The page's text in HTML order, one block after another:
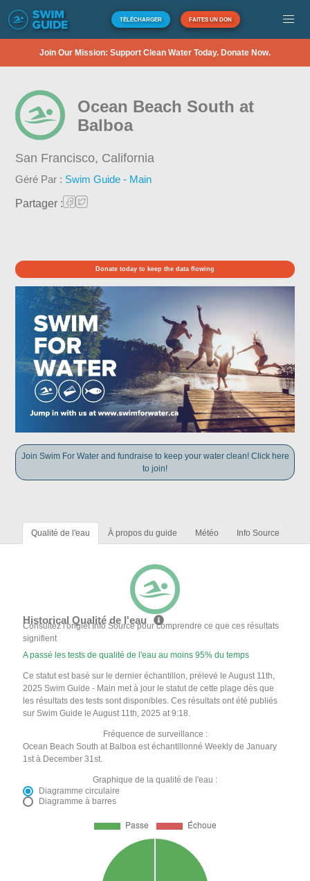
TÉLÉCHARGER FAITES UN DON
Join Our Mission: Support Clean Water Today. Donate Now.
Ocean Beach South at
Balboa
San Francisco, California
Géré Par : Swim Guide - Main
Partager :
Donate today to keep the data flowing
Join Swim For Water and fundraise to keep your water clean! Click here
to join!
Qualité de l'eau À propos du guide Météo Info Source
Historical Qualité de l'eau
Consultez l'onglet Info Source pour comprendre ce que ces résultats
signifient
A passé les tests de qualité de l'eau au moins 95% du temps
Ce statut est basé sur le dernier échantillon, prélevé le August 11th,
2025 Swim Guide - Main met à jour le statut de cette plage dès que
les résultats des tests sont disponibles. Ces résultats ont été publiés
sur Swim Guide le August 11th, 2025 at 9:18.
Fréquence de surveillance :
Ocean Beach South at Balboa est échantillonné Weekly de January
1st à December 31st.
Graphique de la qualité de l'eau :
Diagramme circulaire
Diagramme à barres